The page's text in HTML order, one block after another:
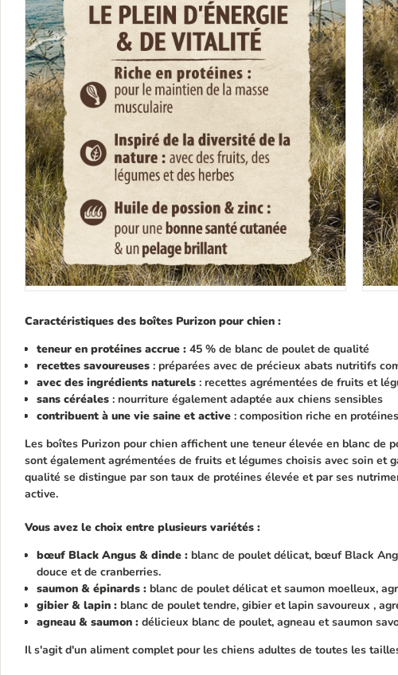
Caractéristiques des boîtes Purizon pour chien :
teneur en protéines accrue : 45 % de blanc de poulet de qualité
recettes savoureuses : préparées avec de précieux abats nutritifs
avec des ingrédients naturels : recettes agrémentées de fruits et
sans céréales : nourriture également adaptée aux chiens sensibles
contribuent à une vie saine et active : composition riche en
Les boîtes Purizon pour chien affichent une teneur élevée en blanc de
sont également agrémentées de fruits et légumes choisis avec soin et
qualité se distingue par son taux de protéines élevée et par ses
active.
Vous avez le choix entre plusieurs variétés :
bœuf Black Angus & dinde : blanc de poulet délicat, bœuf Black
douce et de cranberries.
saumon & épinards : blanc de poulet délicat et saumon moelleux,
gibier & lapin : blanc de poulet tendre, gibier et lapin savoureux ,
agneau & saumon : délicieux blanc de poulet, agneau et saumon
Il s'agit d'un aliment complet pour les chiens adultes de toutes les